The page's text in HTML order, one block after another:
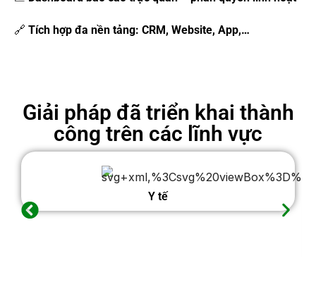
🔗 Tích hợp đa nền tảng: CRM, Website, App,…
Giải pháp đã triển khai thành
công trên các lĩnh vực
Y tế